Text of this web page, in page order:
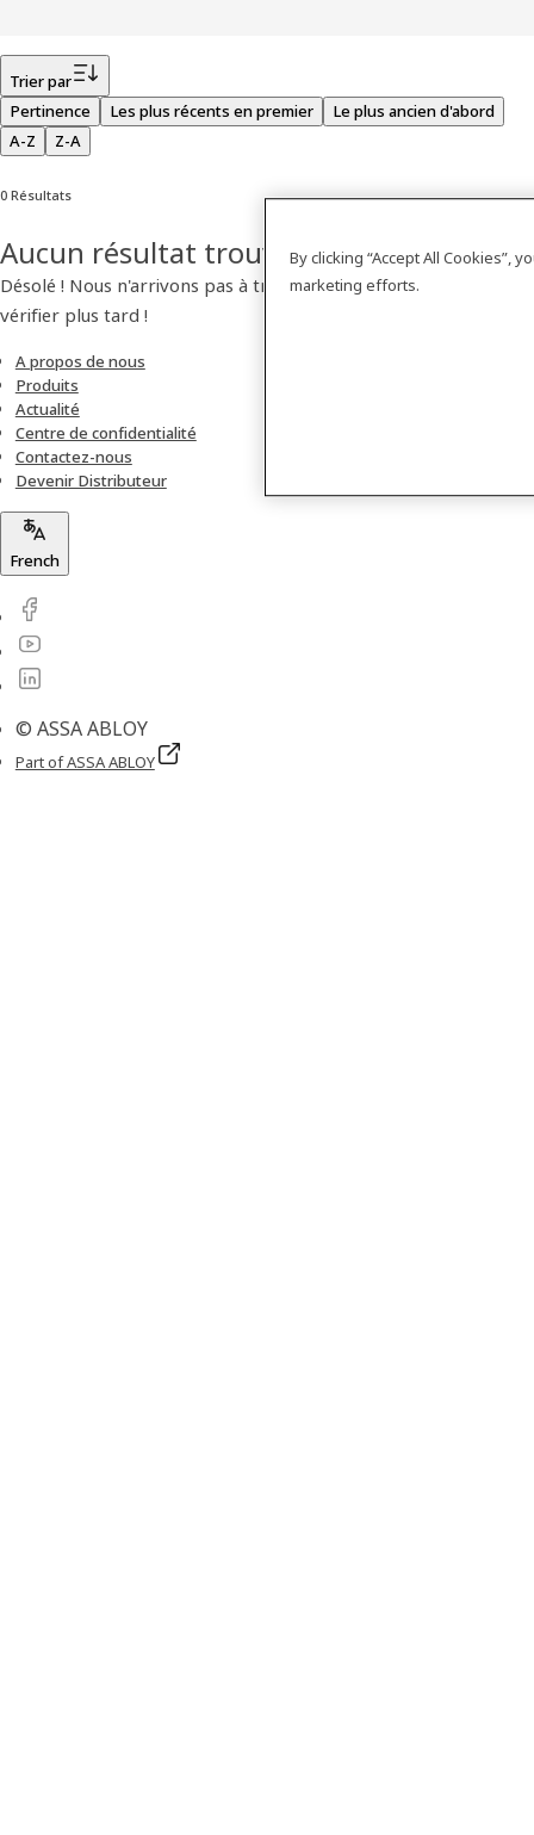
Trier par
Pertinence
Les plus récents en premier
Le plus ancien d'abord
A-Z
Z-A
0 Résultats
Aucun résultat trouvé
Désolé ! Nous n'arrivons pas à trouver de produit. Veuillez
vérifier plus tard !
A propos de nous
Produits
Actualité
Centre de confidentialité
Contactez-nous
Devenir Distributeur
French
© ASSA ABLOY
Part of ASSA ABLOY
By clicking “Accept All Cookies”,
marketing efforts.